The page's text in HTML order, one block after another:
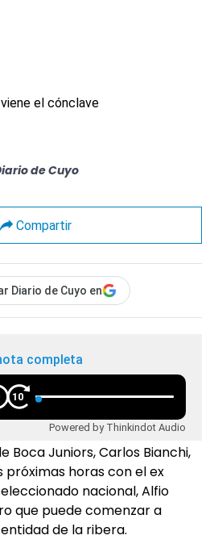
de Cuyo
Compartir
Diario de Cuyo en
completa
10
Powered by Thinkindot Audio
Boca Juniors, Carlos Bianchi,
horas con el ex
nacional, Alfio
que puede comenzar a
de la ribera.